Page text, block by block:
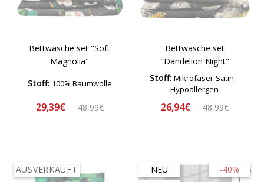
Bettwäsche set "Soft
Magnolia"
Stoff: 100% Baumwolle
29,39€ 48,99€
Bettwäsche set
"Dandelion Night"
Stoff: Mikrofaser-Satin –
Hypoallergen
26,94€ 48,99€
AUSVERKAUFT -40%
NEU